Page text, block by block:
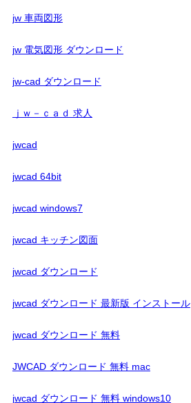
jw 車両図形
jw 電気図形 ダウンロード
jw-cad ダウンロード
ｊｗ－ｃａｄ 求人
jwcad
jwcad 64bit
jwcad windows7
jwcad キッチン図面
jwcad ダウンロード
jwcad ダウンロード 最新版 インストール
jwcad ダウンロード 無料
JWCAD ダウンロード 無料 mac
jwcad ダウンロード 無料 windows10